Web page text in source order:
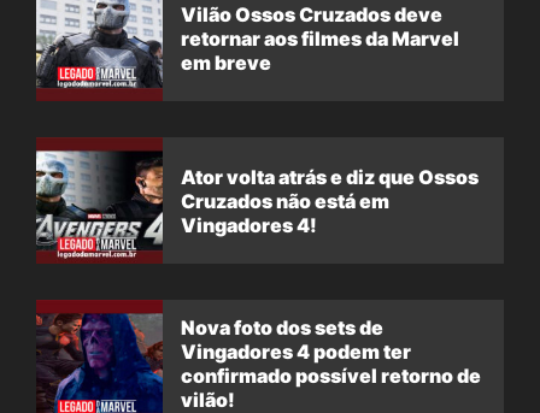
Vilão Ossos Cruzados deve
retornar aos filmes da Marvel
em breve
Ator volta atrás e diz que Ossos
Cruzados não está em
Vingadores 4!
Nova foto dos sets de
Vingadores 4 podem ter
confirmado possível retorno de
vilão!